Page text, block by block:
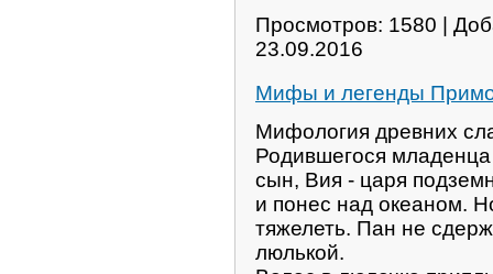
Просмотров: 1580 |
23.09.2016
Мифы и легенды
Мифология древних
Родившегося
сын, Вия - царя
и понес над океаном.
тяжелеть. Пан не
люлькой.